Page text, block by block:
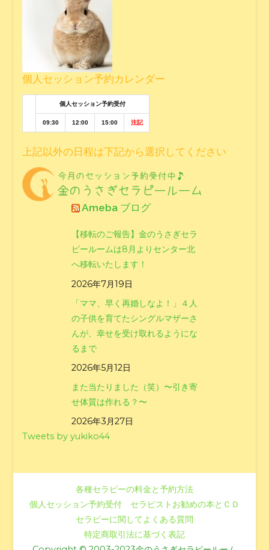
個人セッション予約カレンダー
個人セッション予約受付
09:30 12:00 15:00 注記
上記以外の日程は下記から選択してください
Ameba ブログ
【移転のご報告】金のうさぎセラ
ピールームは8月よりセンター北
へ移転いたします！
2026年7月19日
「ママ、早く再婚しなよ！」４人
の子供を育てたシングルマザーさ
んが、幸せを受け取れるようにな
るまで
2026年5月12日
また当たりました（笑）〜引き寄
せ体質は作れる？〜
2026年3月27日
Tweets by yukiko44
各種セラピーの料金と予約方法
個人セッション予約受付
セラピストお勧めの本とＣＤ
セラピーに関してよくある質問
特定商取引法に基づく表記